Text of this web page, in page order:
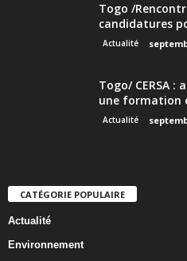
Togo /
candidatures
Actualité
Togo/ CERSA
une formation
Actualité
CATÉGORIE POPULAIRE
Actualité
Environnement